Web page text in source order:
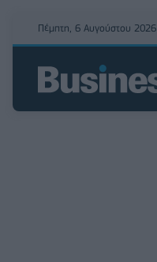
Πέμπτη, 6 Αυγούστου 2026